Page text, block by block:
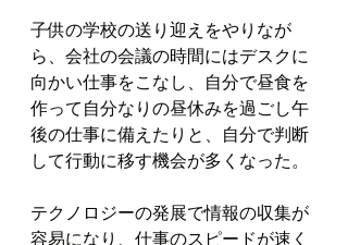
子供の学校の送り迎えをやりなが
ら、会社の会議の時間にはデスクに
向かい仕事をこなし、自分で昼食を
作って自分なりの昼休みを過ごし午
後の仕事に備えたりと、自分で判断
して行動に移す機会が多くなった。
テクノロジーの発展で情報の収集が
容易になり、仕事のスピードが速く